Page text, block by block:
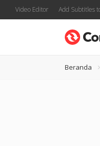
Video Editor Add Subtitles
Beranda